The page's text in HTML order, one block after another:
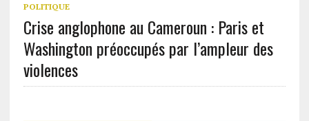
POLITIQUE
Crise anglophone au Cameroun : Paris et
Washington préoccupés par l’ampleur des
violences